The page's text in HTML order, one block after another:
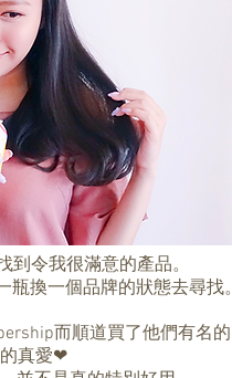
令我很滿意的產品。
換一個品牌的狀態去尋找。
而順道買了他們有名的
的真愛❤